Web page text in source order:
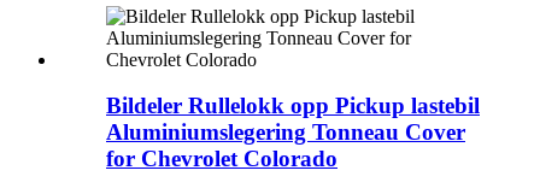
Bildeler Rullelokk opp Pickup lastebil
Aluminiumslegering Tonneau Cover
for Chevrolet Colorado